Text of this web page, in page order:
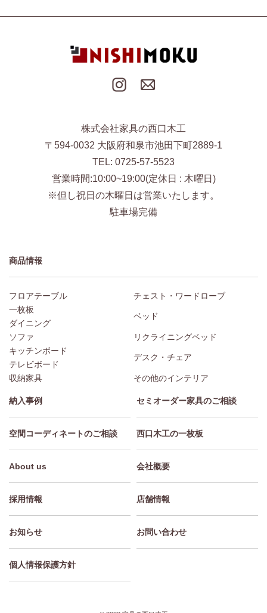
株式会社家具の西口木工
〒594-0032 大阪府和泉市池田下町2889-1
TEL: 0725-57-5523
営業時間:10:00~19:00(定休日 : 木曜日)
※但し祝日の木曜日は営業いたします。
駐車場完備
商品情報
フロアテーブル
一枚板
ダイニング
ソファ
キッチンボード
テレビボード
収納家具
チェスト・ワードローブ
ベッド
リクライニングベッド
デスク・チェア
その他のインテリア
納入事例 セミオーダー家具のご相談
空間コーディネートのご相談 西口木工の一枚板
About us 会社概要
採用情報 店舗情報
お知らせ お問い合わせ
個人情報保護方針